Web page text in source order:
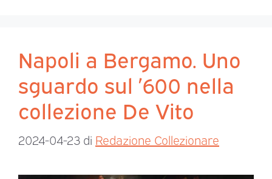
Napoli a Bergamo. Uno
sguardo sul ’600 nella
collezione De Vito
2024-04-23 di Redazione Collezionare